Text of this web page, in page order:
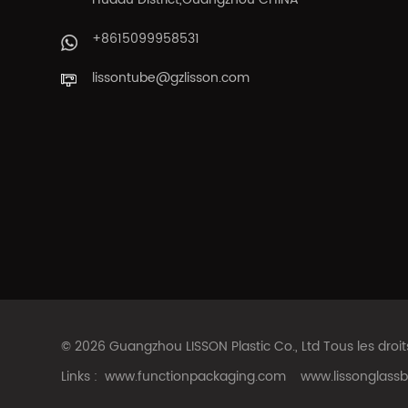
+8615099958531
lissontube@gzlisson.com
© 2026 Guangzhou LISSON Plastic Co., Ltd Tous les
Links : www.functionpackaging.com